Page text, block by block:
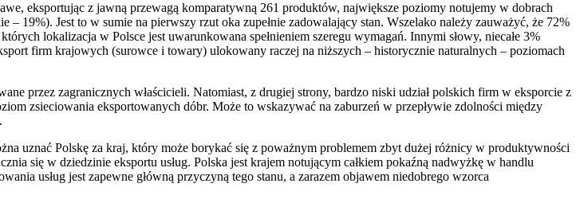
eksportując z jawną przewagą komparatywną 261 produktów, największe poziomy notujemy w dobrach
Jest to w sumie na pierwszy rzut oka zupełnie zadowalający stan. Wszelako należy zauważyć, że 72%
lokalizacja w Polsce jest uwarunkowana spełnieniem szeregu wymagań. Innymi słowy, niecałe 3%
firm krajowych (surowce i towary) ulokowany raczej na niższych – historycznie naturalnych – poziomach
przez zagranicznych właścicieli. Natomiast, z drugiej strony, bardzo niski udział polskich firm w eksporcie z
zsieciowania eksportowanych dóbr. Może to wskazywać na zaburzeń w przepływie zdolności między
uznać Polskę za kraj, który może borykać się z poważnym problemem zbyt dużej różnicy w produktywności
się w dziedzinie eksportu usług. Polska jest krajem notującym całkiem pokaźną nadwyżkę w handlu
usług jest zapewne główną przyczyną tego stanu, a zarazem objawem niedobrego wzorca